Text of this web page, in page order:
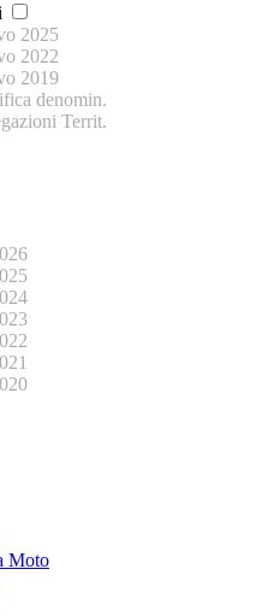
2025
2022
2019
denomin.
Territ.
Moto